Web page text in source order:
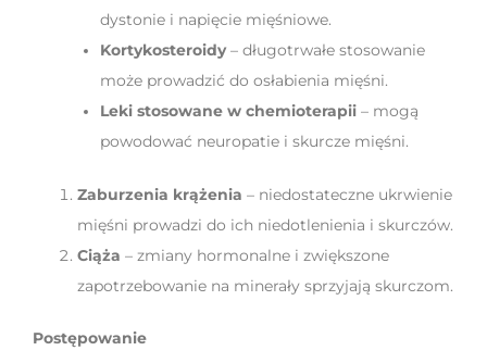
dystonie i napięcie mięśniowe.
Kortykosteroidy– długotrwałe stosowanie
może prowadzić do osłabienia mięśni.
Leki stosowane w chemioterapii– mogą
powodować neuropatie i skurcze mięśni.
Zaburzenia krążenia – niedostateczne ukrwienie
mięśni prowadzi do ich niedotlenienia i skurczów.
Ciąża – zmiany hormonalne i zwiększone
zapotrzebowanie na minerały sprzyjają skurczom.
Postępowanie